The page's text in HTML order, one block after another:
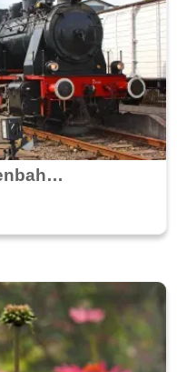
Museumsbahn und Eisenbahnmuseum Losheim